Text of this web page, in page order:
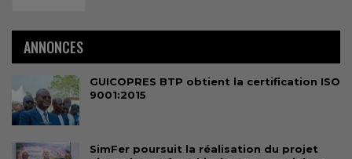
ANNONCES
GUICOPRES BTP obtient la certification ISO
9001:2015
SimFer poursuit la réalisation du projet